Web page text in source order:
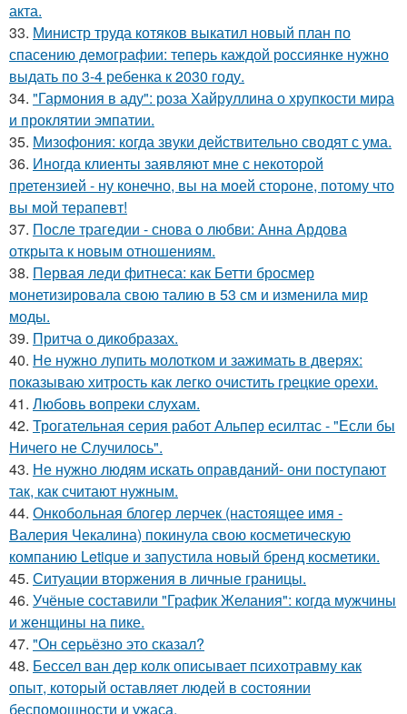
акта.
33. Министр труда котяков выкатил новый план по
спасению демографии: теперь каждой россиянке нужно
выдать по 3-4 ребенка к 2030 году.
34. "Гармония в аду": роза Хайруллина о хрупкости мира
и проклятии эмпатии.
35. Мизофония: когда звуки действительно сводят с ума.
36. Иногда клиенты заявляют мне с некоторой
претензией - ну конечно, вы на моей стороне, потому что
вы мой терапевт!
37. После трагедии - снова о любви: Анна Ардова
открыта к новым отношениям.
38. Первая леди фитнеса: как Бетти бросмер
монетизировала свою талию в 53 см и изменила мир
моды.
39. Притча о дикобразах.
40. Не нужно лупить молотком и зажимать в дверях:
показываю хитрость как легко очистить грецкие орехи.
41. Любовь вопреки слухам.
42. Трогательная серия работ Альпер есилтас - "Если бы
Ничего не Случилось".
43. Не нужно людям искать оправданий- они поступают
так, как считают нужным.
44. Онкобольная блогер лерчек (настоящее имя -
Валерия Чекалина) покинула свою косметическую
компанию Letique и запустила новый бренд косметики.
45. Ситуации вторжения в личные границы.
46. Учёные составили "График Желания": когда мужчины
и женщины на пике.
47. "Он серьёзно это сказал?
48. Бессел ван дер колк описывает психотравму как
опыт, который оставляет людей в состоянии
беспомощности и ужаса.